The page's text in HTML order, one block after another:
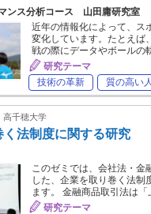
ンス分析コース 山田庸研究室
近年の情報化によって、ス
変化しています。たとえば
戦の際にデータやボール
研究テーマ
技術の革新
質の高い
高千穂大学
く法制度に関する研究
このゼミでは、会社法・金
した、企業を取り巻く法制
ます。 金融商品取引法は
研究テーマ